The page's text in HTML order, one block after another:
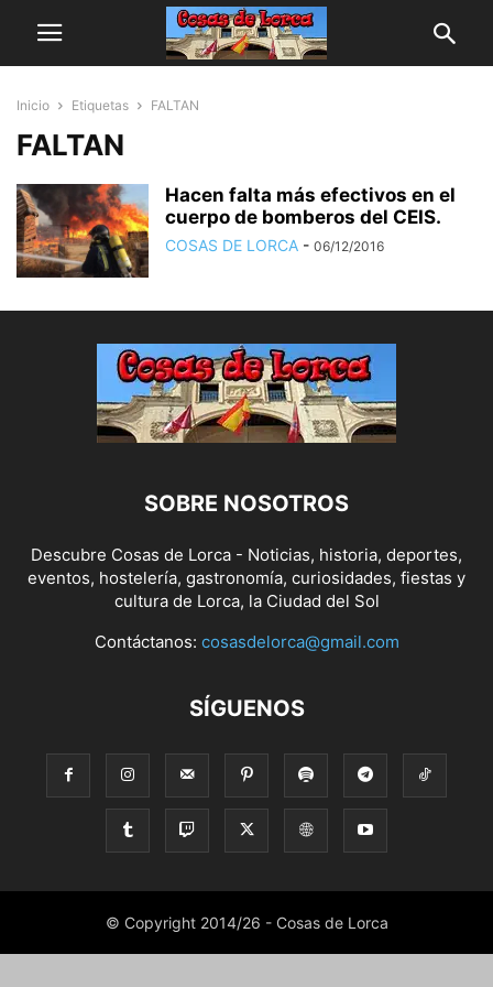
Inicio Etiquetas FALTAN
FALTAN
Hacen falta más efectivos en el
cuerpo de bomberos del CEIS.
COSAS DE LORCA - 06/12/2016
SOBRE NOSOTROS
Descubre Cosas de Lorca - Noticias, historia, deportes,
eventos, hostelería, gastronomía, curiosidades, fiestas y
cultura de Lorca, la Ciudad del Sol
Contáctanos: cosasdelorca@gmail.com
SÍGUENOS
© Copyright 2014/26 - Cosas de Lorca